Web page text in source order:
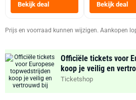
Bekijk deal Bekijk deal
Prijs en voorraad kunnen wijzigen. Aankopen
Officiële tickets voor
koop je veilig en
Ticketshop